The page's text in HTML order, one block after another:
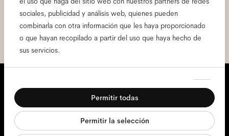
sociales, publicidad y análisis web, quienes pueden
combinarla con otra información que les haya proporcionado
o que hayan recopilado a partir del uso que haya hecho de
sus servicios.
consentimiento
Necesarias
Preferencias
Estadística
Permitir todas
Permitir la selección
y he leído elpolítica de privacidad*.
Apúntame
Lun - Vie, 9:00 - 17:00
+31 97010240634